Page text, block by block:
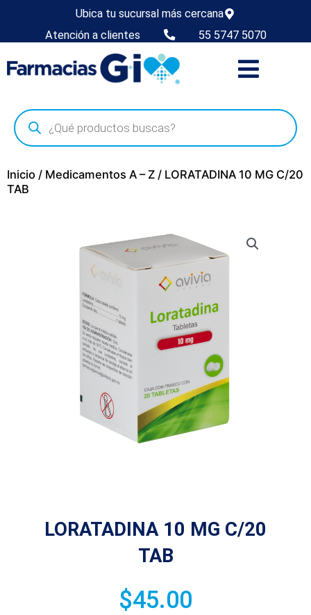
Ubica tu sucursal más cercana
Atención a clientes
55 5747 5070
Inicio / Medicamentos A – Z / LORATADINA 10 MG C/20
TAB
LORATADINA 10 MG C/20
TAB
$45.00